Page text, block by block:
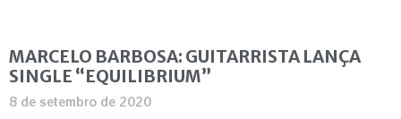
MARCELO BARBOSA: GUITARRISTA LANÇA
SINGLE “EQUILIBRIUM”
8 de setembro de 2020